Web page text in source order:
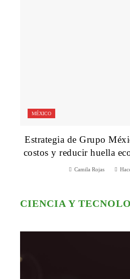
MÉXICO
Estrategia de Grupo
costos y reducir huella
Camila Rojas
CIENCIA Y